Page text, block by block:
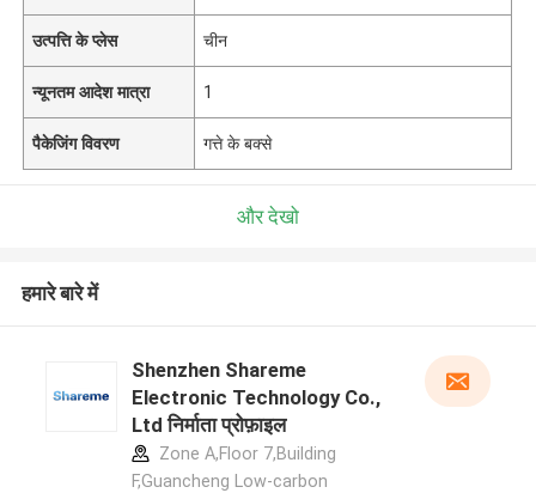
उत्पत्ति के प्लेस चीन
न्यूनतम आदेश मात्रा 1
पैकेजिंग विवरण गत्ते के बक्से
और देखो
हमारे बारे में
Shenzhen Shareme
Electronic Technology Co.,
Ltd निर्माता प्रोफ़ाइल
Zone A,Floor 7,Building
F,Guancheng Low-carbon